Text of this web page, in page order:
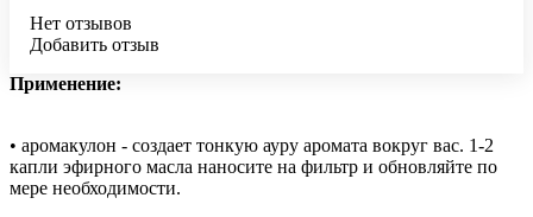
Нет отзывов
Добавить отзыв
Применение:
• аромакулон - создает тонкую ауру аромата вокруг вас. 1-2
капли эфирного масла наносите на фильтр и обновляйте по
мере необходимости.